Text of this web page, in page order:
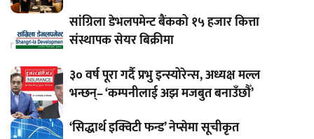
सांग्रिला डेभलपमेन्ट बैंकको १५ हजार कित्ता
संस्थापक सेयर बिक्रीमा
३० वर्ष पूरा गर्दै प्रभु इन्स्योरेन्स, अध्यक्ष मल्ल
भन्छन्– ‘कम्पनीलाई अझ मजबुत बनाउँछौँ’
‘सिद्धार्थ इक्विटी फन्ड’ नेप्सेमा सूचीकृत